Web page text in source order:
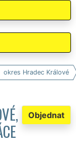
okres Hradec Králové
Objednat